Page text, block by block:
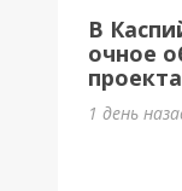
В
очное
1 день